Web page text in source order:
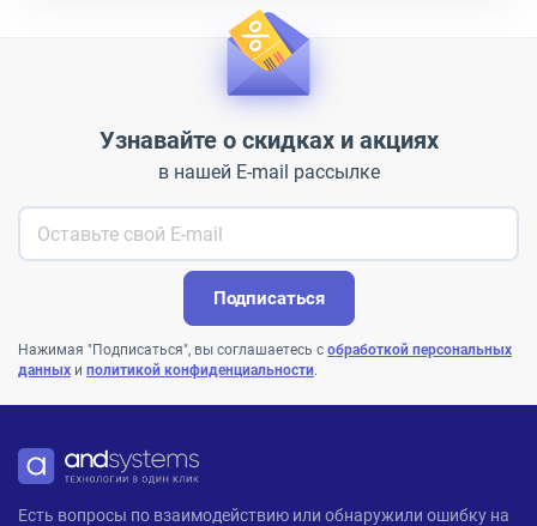
Узнавайте о скидках и акциях
в нашей E-mail рассылке
Подписаться
Нажимая "Подписаться", вы соглашаетесь с обработкой персональных
данных и политикой конфиденциальности.
ANDPRO
Есть вопросы по взаимодействию или обнаружили ошибку на